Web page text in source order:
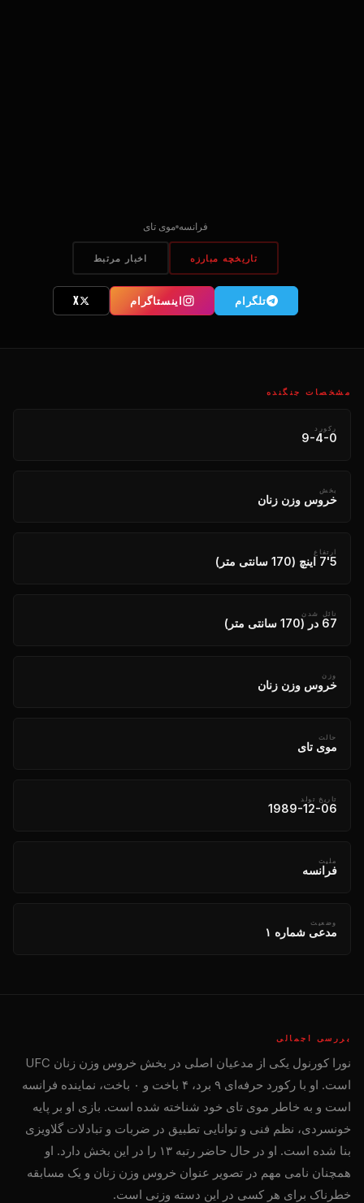
فرانسه موی تای
تاریخچه مبارزه اخبار مرتبط
تلگرام اینستاگرام X
مشخصات جنگنده
رکورد
9-4-0
بخش
خروس وزن زنان
ارتفاع
5'7 اینچ (170 سانتی متر)
نائل شدن
67 در (170 سانتی متر)
وزن
خروس وزن زنان
حالت
موی تای
تاریخ تولد
1989-12-06
ملیت
فرانسه
وضعیت
مدعی شماره ۱
بررسی اجمالی
نورا کورنول یکی از مدعیان اصلی در بخش خروس وزن زنان UFC
است. او با رکورد حرفه‌ای ۹ برد، ۴ باخت و ۰ باخت، نماینده فرانسه
است و به خاطر موی تای خود شناخته شده است. بازی او بر پایه
خونسردی، نظم فنی و توانایی تطبیق در ضربات و تبادلات گلاویزی
بنا شده است. او در حال حاضر رتبه ۱۳ را در این بخش دارد. او
همچنان نامی مهم در تصویر عنوان خروس وزن زنان و یک مسابقه
خطرناک برای هر کسی در این دسته وزنی است.